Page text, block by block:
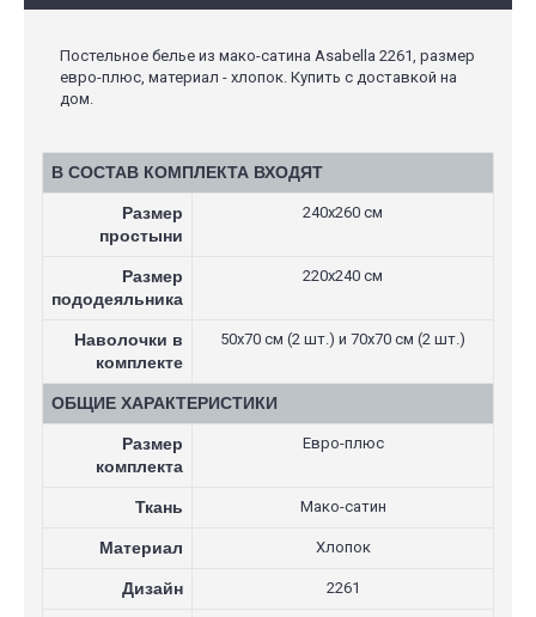
Постельное белье из мако-сатина Asabella 2261, размер
евро-плюс, материал - хлопок. Купить с доставкой на
дом.
В СОСТАВ КОМПЛЕКТА ВХОДЯТ
Размер
простыни
240х260 см
Размер
пододеяльника
220х240 см
Наволочки в
комплекте
50х70 см (2 шт.) и 70х70 см (2 шт.)
ОБЩИЕ ХАРАКТЕРИСТИКИ
Размер
комплекта
Евро-плюс
Ткань Мако-сатин
Материал Хлопок
Дизайн 2261